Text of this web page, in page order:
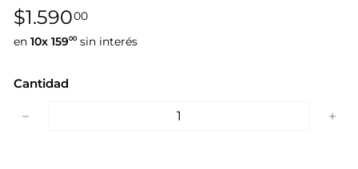
Precio
habitual
$1.59000$1.590,00
en 10x 15900 sin interés
Cantidad